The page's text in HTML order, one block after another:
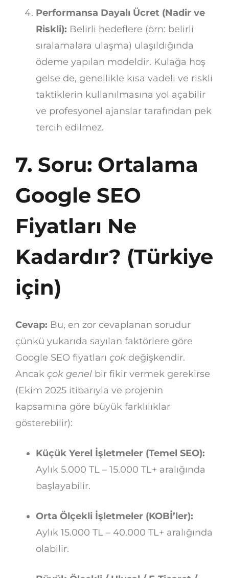
Performansa Dayalı Ücret (Nadir ve
Riskli): Belirli hedeflere (örn: belirli
sıralamalara ulaşma) ulaşıldığında
ödeme yapılan modeldir. Kulağa hoş
gelse de, genellikle kısa vadeli ve riskli
taktiklerin kullanılmasına yol açabilir
ve profesyonel ajanslar tarafından pek
tercih edilmez.
7. Soru: Ortalama
Google SEO
Fiyatları Ne
Kadardır? (Türkiye
için)
Cevap: Bu, en zor cevaplanan sorudur
çünkü yukarıda sayılan faktörlere göre
Google SEO fiyatları çok değişkendir.
Ancak çok genel bir fikir vermek gerekirse
(Ekim 2025 itibarıyla ve projenin
kapsamına göre büyük farklılıklar
gösterebilir):
Küçük Yerel İşletmeler (Temel SEO):
Aylık 5.000 TL – 15.000 TL+ aralığında
başlayabilir.
Orta Ölçekli İşletmeler (KOBİ’ler):
Aylık 15.000 TL – 40.000 TL+ aralığında
olabilir.